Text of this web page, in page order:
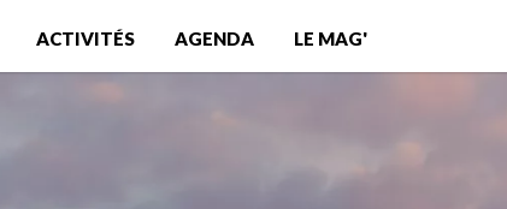
ACTIVITÉS AGENDA LE MAG'